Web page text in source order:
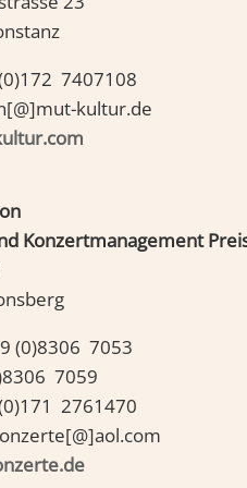
7407108
kultur.de
Konzertmanagement
(0)8306 7053
7059
2761470